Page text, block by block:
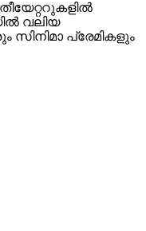
വലിയ
പ്രേമികളും